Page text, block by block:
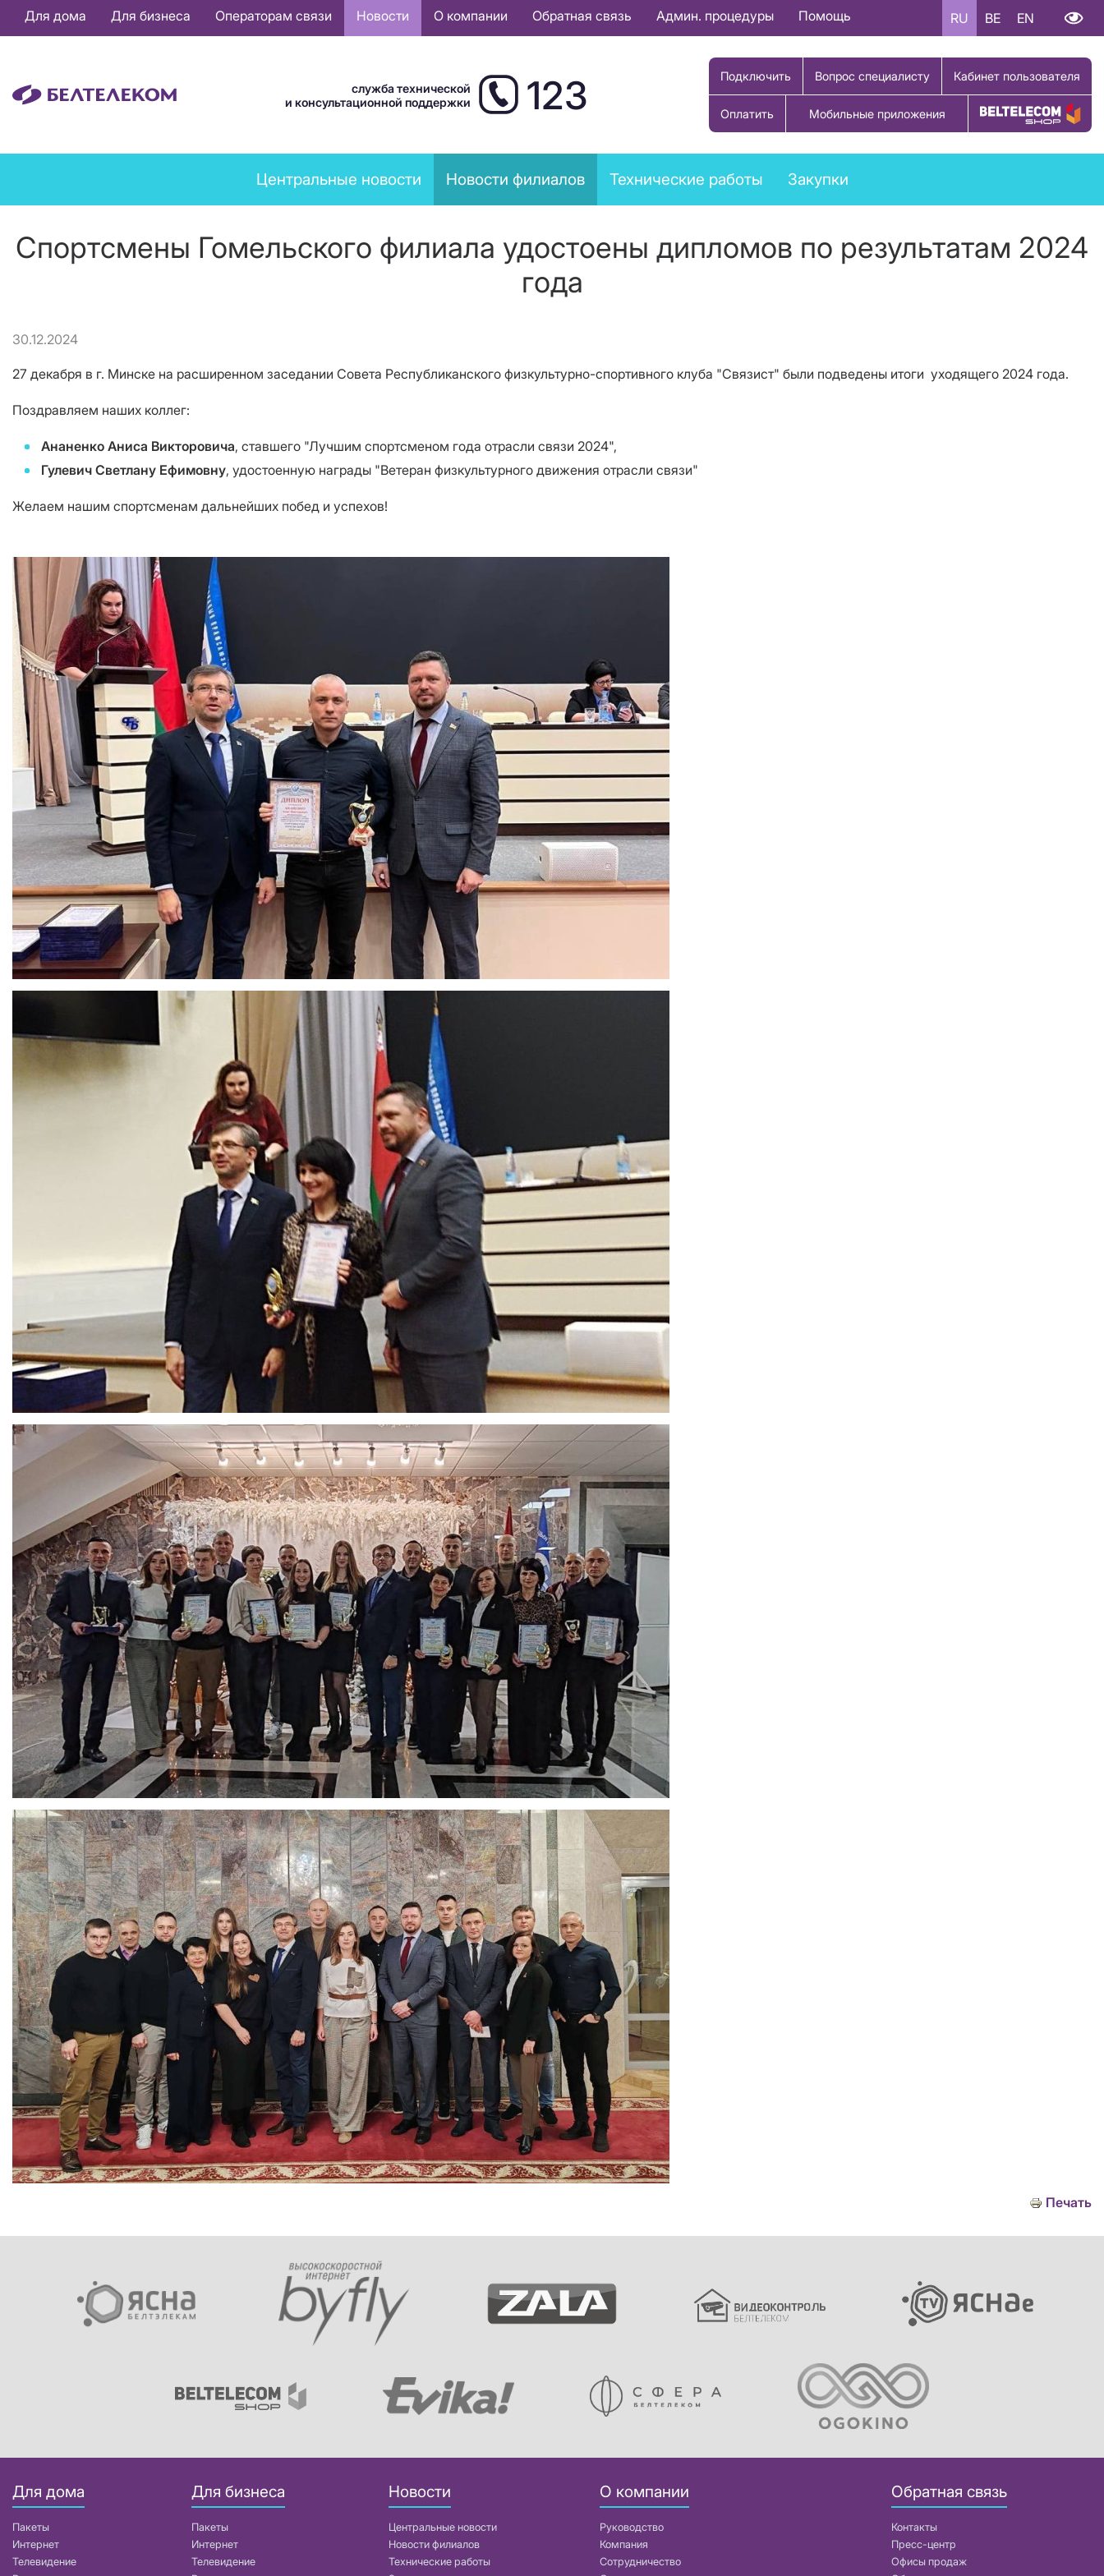
Основная
навигация
Для дома Для бизнеса Операторам связи Новости О компании Обратная связь Админ. процедуры Помощь RU BE EN
служба технической
и консультационной поддержки
123 Подключить Вопрос специалисту Кабинет пользователя
Оплатить Мобильные приложения Купить товар
News
menu
Центральные новости Новости филиалов Технические работы Закупки
Спортсмены Гомельского филиала удостоены дипломов по результатам 2024
года
30.12.2024
27 декабря в г. Минске на расширенном заседании Совета Республиканского физкультурно-спортивного клуба "Связист" были подведены итоги уходящего 2024 года.
Поздравляем наших коллег:
Ананенко Аниса Викторовича, ставшего "Лучшим спортсменом года отрасли связи 2024",
Гулевич Светлану Ефимовну, удостоенную награды "Ветеран физкультурного движения отрасли связи"
Желаем нашим спортсменам дальнейших побед и успехов!
Печать
Для дома
Пакеты
Интернет
Телевидение
Для бизнеса
Пакеты
Интернет
Телевидение
Новости
Центральные новости
Новости филиалов
Технические работы
О компании
Руководство
Компания
Сотрудничество
Обратная связь
Контакты
Пресс-центр
Офисы продаж